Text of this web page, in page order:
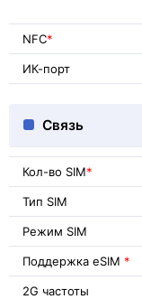
NFC*
ИК-порт
Связь
Кол-во SIM*
Тип SIM
Режим SIM
Поддержка eSIM *
2G частоты